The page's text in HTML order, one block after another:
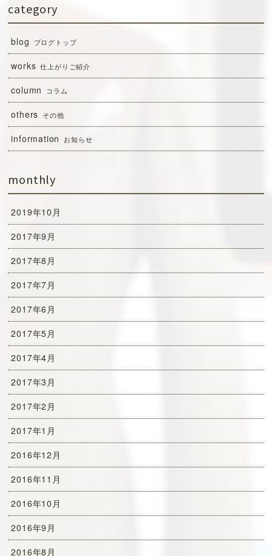
category
blog ブログトップ
works 仕上がりご紹介
column コラム
others その他
information お知らせ
monthly
2019年10月
2017年9月
2017年8月
2017年7月
2017年6月
2017年5月
2017年4月
2017年3月
2017年2月
2017年1月
2016年12月
2016年11月
2016年10月
2016年9月
2016年8月